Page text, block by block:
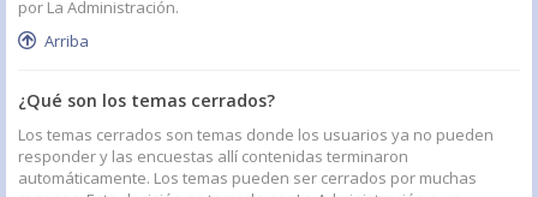
por La Administración.
Arriba
¿Qué son los temas cerrados?
Los temas cerrados son temas donde los usuarios ya no pueden
responder y las encuestas allí contenidas terminaron
automáticamente. Los temas pueden ser cerrados por muchas